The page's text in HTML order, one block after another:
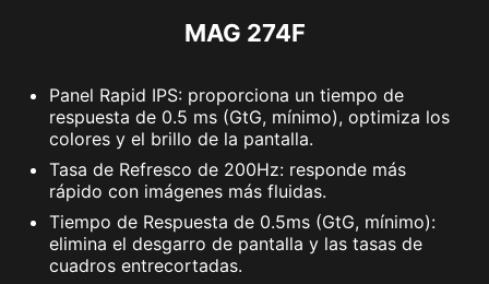
MAG 274F
Panel Rapid IPS: proporciona un tiempo de
respuesta de 0.5 ms (GtG, mínimo), optimiza los
colores y el brillo de la pantalla.
Tasa de Refresco de 200Hz: responde más
rápido con imágenes más fluidas.
Tiempo de Respuesta de 0.5ms (GtG, mínimo):
elimina el desgarro de pantalla y las tasas de
cuadros entrecortadas.